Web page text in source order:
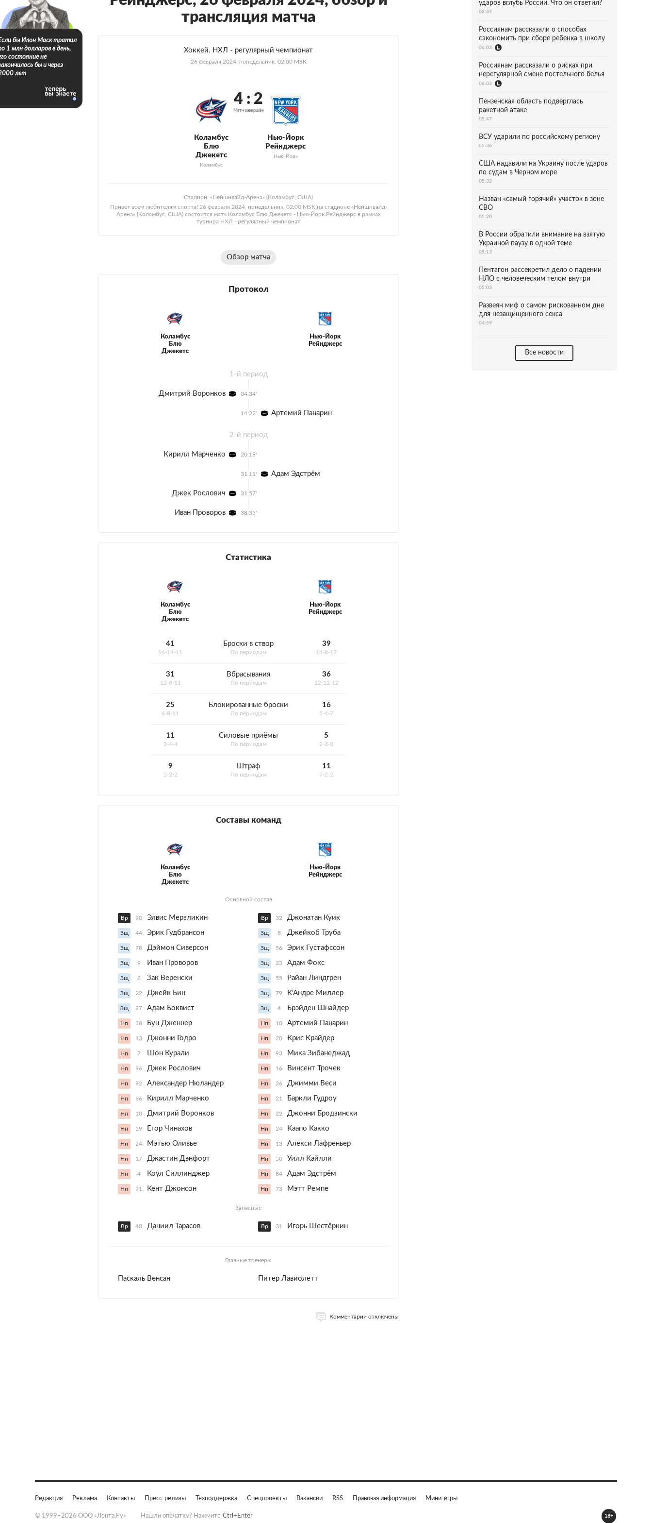
трансляция матча
Хоккей. НХЛ - регулярный чемпионат
26 февраля 2024, понедельник. 02:00 MSK
Коламбус
Блю
Джекетс
Коламбус
4 : 2
Матч завершён
Нью-Йорк
Рейнджерс
Нью-Йорк
Стадион: «Нейшнвайд-Арена» (Коламбус, США)
Привет всем любителям спорта! 26 февраля 2024, понедельник. 02:00 MSK на стадионе «Нейшнвайд-
Арена» (Коламбус, США) состоится матч Коламбус Блю Джекетс - Нью-Йорк Рейнджерс в рамках
турнира НХЛ - регулярный чемпионат
Обзор матча
Протокол
Коламбус
Блю
Джекетс
Нью-Йорк
Рейнджерс
1-й период
Дмитрий Воронков 04:34'
Артемий Панарин
14:22'
2-й период
Кирилл Марченко 20:18'
Адам Эдстрём
31:11'
Джек Рослович 31:57'
Иван Проворов 38:35'
Статистика
Коламбус
Блю
Джекетс
Нью-Йорк
Рейнджерс
41
16-14-11
Броски в створ
По периодам
39
14-8-17
31
12-8-11
Вбрасывания
По периодам
36
12-12-12
25
6-8-11
Блокированные броски
По периодам
16
5-4-7
11
3-4-4
Силовые приёмы
По периодам
5
2-3-0
9
5-2-2
Штраф
По периодам
11
7-2-2
Составы команд
Коламбус
Блю
Джекетс
Нью-Йорк
Рейнджерс
Основной состав
Вр 90 Элвис Мерзликин
Зщ 44 Эрик Гудбрансон
Зщ 78 Дэймон Сиверсон
Зщ 9 Иван Проворов
Зщ 8 Зак Веренски
Зщ 22 Джейк Бин
Зщ 27 Адам Боквист
Нп 38 Бун Дженнер
Нп 13 Джонни Годро
Нп 7 Шон Курали
Нп 96 Джек Рослович
Нп 92 Александер Нюландер
Нп 86 Кирилл Марченко
Нп 10 Дмитрий Воронков
Нп 59 Егор Чинахов
Нп 24 Мэтью Оливье
Нп 17 Джастин Дэнфорт
Нп 4 Коул Силлинджер
Нп 91 Кент Джонсон
Вр 32 Джонатан Куик
Зщ 8 Джейкоб Труба
Зщ 56 Эрик Густафссон
Зщ 23 Адам Фокс
Зщ 55 Райан Линдгрен
Зщ 79 К'Андре Миллер
Зщ 4 Брэйден Шнайдер
Нп 10 Артемий Панарин
Нп 20 Крис Крайдер
Нп 93 Мика Зибанеджад
Нп 16 Винсент Трочек
Нп 26 Джимми Веси
Нп 21 Баркли Гудроу
Нп 22 Джонни Бродзински
Нп 24 Каапо Какко
Нп 13 Алекси Лафреньер
Нп 50 Уилл Кайлли
Нп 84 Адам Эдстрём
Нп 73 Мэтт Ремпе
Запасные
Вр 40 Даниил Тарасов Вр 31 Игорь Шестёркин
Главные тренеры
Паскаль Венсан Питер Лавиолетт
Комментарии отключены
бы Илон Маск тратил
1 млн долларов в день,
состояние не
бы и через
лет
ударов вглубь России. Что он ответил?
03:34
Россиянам рассказали о способах
сэкономить при сборе ребенка в школу
06:03
Россиянам рассказали о рисках при
нерегулярной смене постельного белья
06:03
Пензенская область подверглась
ракетной атаке
05:47
ВСУ ударили по российскому региону
05:36
США надавили на Украину после ударов
по судам в Черном море
05:33
Назван «самый горячий» участок в зоне
СВО
05:20
В России обратили внимание на взятую
Украиной паузу в одной теме
05:13
Пентагон рассекретил дело о падении
НЛО с человеческим телом внутри
05:03
Развеян миф о самом рискованном дне
для незащищенного секса
04:59
Все новости
Редакция Реклама Контакты Пресс-релизы Техподдержка Спецпроекты Вакансии RSS Правовая информация Мини-игры
© 1999–2026 ООО «Лента.Ру» Нашли опечатку? Нажмите Ctrl+Enter 18+